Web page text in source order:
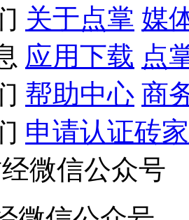
关于点掌 媒
应用下载 点
帮助中心 商
申请认证砖家